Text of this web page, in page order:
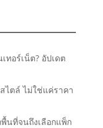
ทอร์เน็ต? อัปเดต
ไตล์ ไม่ใช่แค่ราคา
นที่จนถึงเลือกแพ็ก